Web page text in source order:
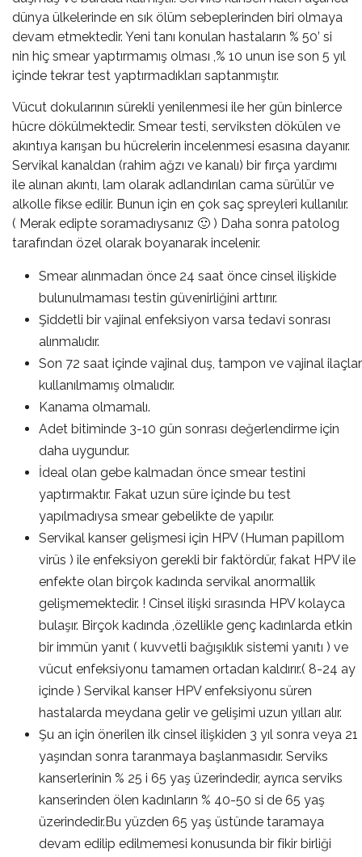
dünya ülkelerinde en sık ölüm sebeplerinden biri olmaya
devam etmektedir. Yeni tanı konulan hastaların % 50’ si
nin hiç smear yaptırmamış olması ,% 10 unun ise son 5 yıl
içinde tekrar test yaptırmadıkları saptanmıştır.
Vücut dokularının sürekli yenilenmesi ile her gün binlerce
hücre dökülmektedir. Smear testi, serviksten dökülen ve
akıntıya karışan bu hücrelerin incelenmesi esasına dayanır.
Servikal kanaldan (rahim ağzı ve kanalı) bir fırça yardımı
ile alınan akıntı, lam olarak adlandırılan cama sürülür ve
alkolle fikse edilir. Bunun için en çok saç spreyleri kullanılır.
( Merak edipte soramadıysanız 🙂 ) Daha sonra patolog
tarafından özel olarak boyanarak incelenir.
Smear alınmadan önce 24 saat önce cinsel ilişkide
bulunulmaması testin güvenirliğini arttırır.
Şiddetli bir vajinal enfeksiyon varsa tedavi sonrası
alınmalıdır.
Son 72 saat içinde vajinal duş, tampon ve vajinal ilaçlar
kullanılmamış olmalıdır.
Kanama olmamalı.
Adet bitiminde 3-10 gün sonrası değerlendirme için
daha uygundur.
İdeal olan gebe kalmadan önce smear testini
yaptırmaktır. Fakat uzun süre içinde bu test
yapılmadıysa smear gebelikte de yapılır.
Servikal kanser gelişmesi için HPV (Human papillom
virüs ) ile enfeksiyon gerekli bir faktördür, fakat HPV ile
enfekte olan birçok kadında servikal anormallik
gelişmemektedir. ! Cinsel ilişki sırasında HPV kolayca
bulaşır. Birçok kadında ,özellikle genç kadınlarda etkin
bir immün yanıt ( kuvvetli bağışıklık sistemi yanıtı ) ve
vücut enfeksiyonu tamamen ortadan kaldırır.( 8-24 ay
içinde ) Servikal kanser HPV enfeksiyonu süren
hastalarda meydana gelir ve gelişimi uzun yılları alır.
Şu an için önerilen ilk cinsel ilişkiden 3 yıl sonra veya 21
yaşından sonra taranmaya başlanmasıdır. Serviks
kanserlerinin % 25 i 65 yaş üzerindedir, ayrıca serviks
kanserinden ölen kadınların % 40-50 si de 65 yaş
üzerindedir.Bu yüzden 65 yaş üstünde taramaya
devam edilip edilmemesi konusunda bir fikir birliği